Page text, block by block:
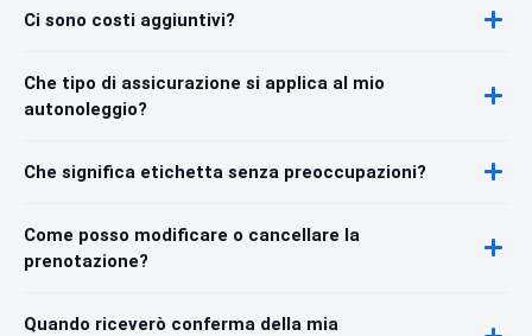
Ci sono costi aggiuntivi?
Che tipo di assicurazione si applica al mio
autonoleggio?
Che significa etichetta senza preoccupazioni?
Come posso modificare o cancellare la
prenotazione?
Quando riceverò conferma della mia